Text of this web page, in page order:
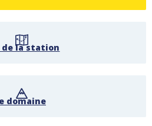
de la station
domaine